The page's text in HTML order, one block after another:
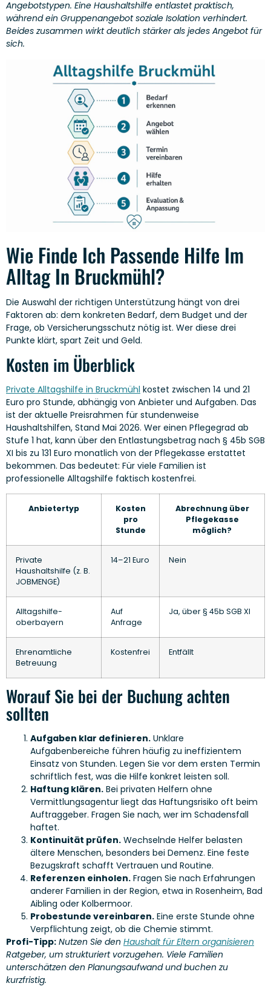
Angebotstypen. Eine Haushaltshilfe entlastet praktisch,
während ein Gruppenangebot soziale Isolation verhindert.
Beides zusammen wirkt deutlich stärker als jedes Angebot für
sich.
Wie Finde Ich Passende Hilfe Im
Alltag In Bruckmühl?
Die Auswahl der richtigen Unterstützung hängt von drei
Faktoren ab: dem konkreten Bedarf, dem Budget und der
Frage, ob Versicherungsschutz nötig ist. Wer diese drei
Punkte klärt, spart Zeit und Geld.
Kosten im Überblick
Private Alltagshilfe in Bruckmühl kostet zwischen 14 und 21
Euro pro Stunde, abhängig von Anbieter und Aufgaben. Das
ist der aktuelle Preisrahmen für stundenweise
Haushaltshilfen, Stand Mai 2026. Wer einen Pflegegrad ab
Stufe 1 hat, kann über den Entlastungsbetrag nach § 45b SGB
XI bis zu 131 Euro monatlich von der Pflegekasse erstattet
bekommen. Das bedeutet: Für viele Familien ist
professionelle Alltagshilfe faktisch kostenfrei.
Anbietertyp
Kosten
pro
Stunde
Abrechnung über
Pflegekasse
möglich?
Private
Haushaltshilfe (z. B.
JOBMENGE)
14–21 Euro Nein
Alltagshilfe-
oberbayern
Auf
Anfrage
Ja, über § 45b SGB XI
Ehrenamtliche
Betreuung
Kostenfrei Entfällt
Worauf Sie bei der Buchung achten
sollten
Aufgaben klar definieren. Unklare
Aufgabenbereiche führen häufig zu ineffizientem
Einsatz von Stunden. Legen Sie vor dem ersten Termin
schriftlich fest, was die Hilfe konkret leisten soll.
Haftung klären. Bei privaten Helfern ohne
Vermittlungsagentur liegt das Haftungsrisiko oft beim
Auftraggeber. Fragen Sie nach, wer im Schadensfall
haftet.
Kontinuität prüfen. Wechselnde Helfer belasten
ältere Menschen, besonders bei Demenz. Eine feste
Bezugskraft schafft Vertrauen und Routine.
Referenzen einholen. Fragen Sie nach Erfahrungen
anderer Familien in der Region, etwa in Rosenheim, Bad
Aibling oder Kolbermoor.
Probestunde vereinbaren. Eine erste Stunde ohne
Verpflichtung zeigt, ob die Chemie stimmt.
Profi-Tipp: Nutzen Sie den Haushalt für Eltern organisieren
Ratgeber, um strukturiert vorzugehen. Viele Familien
unterschätzen den Planungsaufwand und buchen zu
kurzfristig.